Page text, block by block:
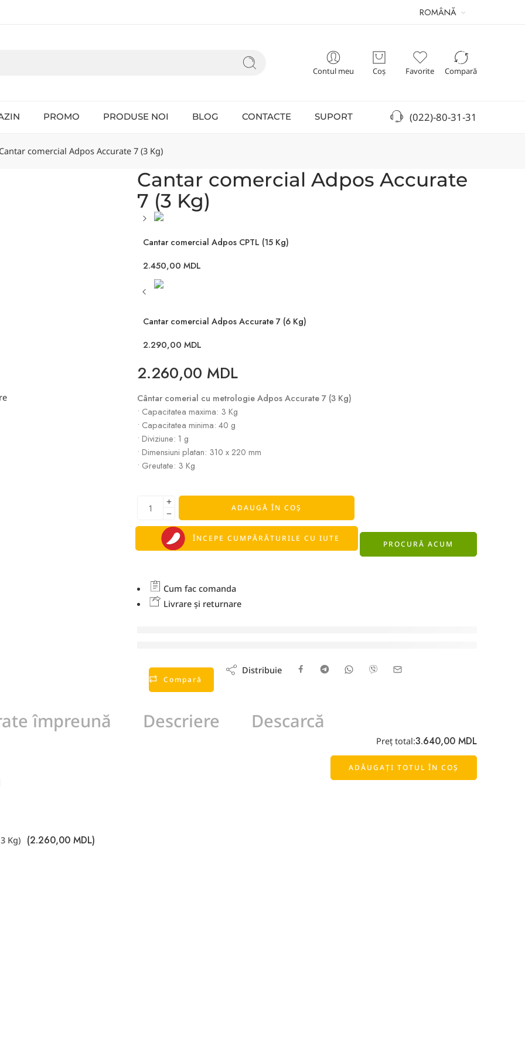
ROMÂNĂ
Contul meu Coș Favorite Compară
PROMO PRODUSE NOI BLOG CONTACTE SUPORT (022)-80-31-31
Cantar comercial Adpos Accurate 7 (3 Kg)
Cantar comercial Adpos Accurate
7 (3 Kg)
Cantar comercial Adpos CPTL (15 Kg)
2.450,00 MDL
Cantar comercial Adpos Accurate 7 (6 Kg)
2.290,00 MDL
2.260,00 MDL
Cântar comerial cu metrologie Adpos Accurate 7 (3 Kg)
• Capacitatea maxima: 3 Kg
• Capacitatea minima: 40 g
• Diviziune: 1 g
• Dimensiuni platan: 310 x 220 mm
• Greutate: 3 Kg
ADAUGĂ ÎN COȘ
ÎNCEPE CUMPĂRĂTURILE CU IUTE
PROCURĂ ACUM
Cum fac comanda
Livrare și returnare
Compară
Distribuie
împreună Descriere Descarcă
Kg) (2.260,00 MDL)
Preț total:3.640,00 MDL
ADĂUGAȚI TOTUL ÎN COȘ